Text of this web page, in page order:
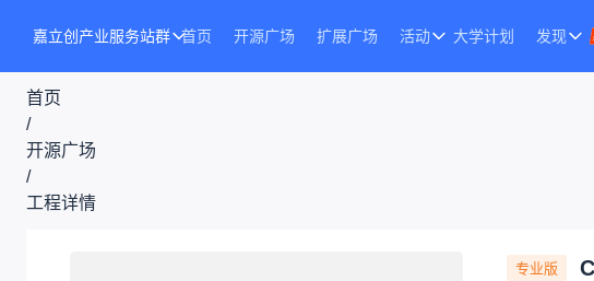
嘉立创产业服务站群 首页 开源广场 扩展广场 活动 大学计划 发现
首页
/
开源广场
/
工程详情
专业版